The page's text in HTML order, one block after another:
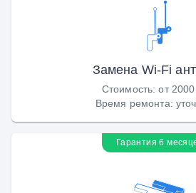
Замена Wi-Fi
Стоимость:от 2000
Время ремонта:
Гарантия 6